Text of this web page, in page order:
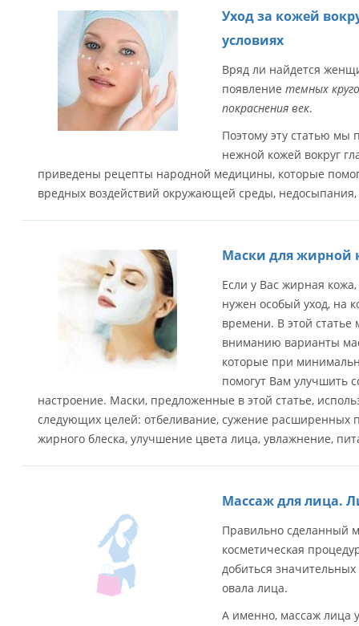
Уход за кожей
условиях
Вряд ли найдется
появление темных
покраснения век.
Поэтому эту статью мы
нежной кожей вокруг
приведены рецепты народной медицины, которые
вредных воздействий окружающей среды, недосыпания,
Маски для жирной
Если у Вас жирная
нужен особый уход, на
времени. В этой
вниманию варианты
которые при
помогут Вам улучшить
настроение. Маски, предложенные в этой статье,
следующих целей: отбеливание, сужение расширенных
жирного блеска, улучшение цвета лица, увлажнение,
Массаж для лица.
Правильно сделанный
косметическая
добиться
овала лица.
А именно, массаж лица